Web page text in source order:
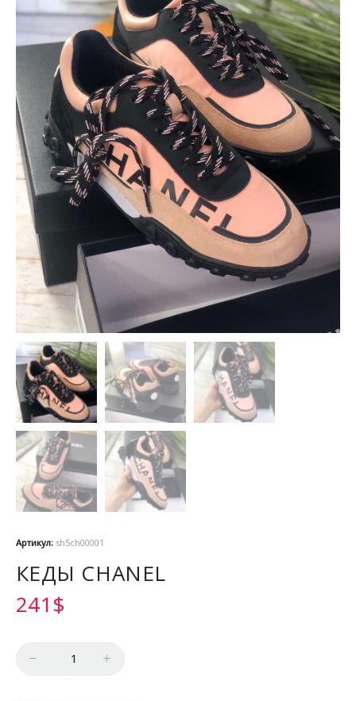
Артикул: sh5ch00001
КЕДЫ CHANEL
241$